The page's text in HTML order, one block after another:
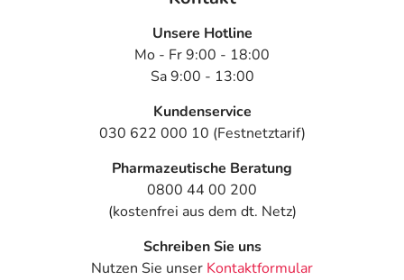
Unsere Hotline
Mo - Fr 9:00 - 18:00
Sa 9:00 - 13:00
Kundenservice
030 622 000 10 (Festnetztarif)
Pharmazeutische Beratung
0800 44 00 200
(kostenfrei aus dem dt. Netz)
Schreiben Sie uns
Nutzen Sie unser Kontaktformular